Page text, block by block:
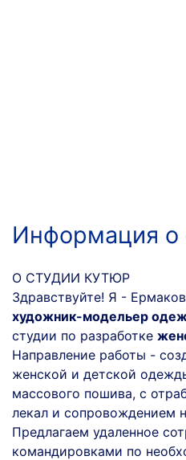
Информация
О СТУДИИ КУТЮР
Здравствуйте! Я -
художник-модельер
студии по разработке
Направление работы -
женской и детской
массового пошива, с
лекал и сопровождением
Предлагаем удаленное
командировками по